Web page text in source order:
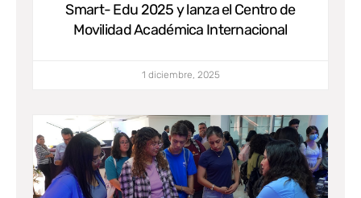
Smart- Edu 2025 y lanza el Centro de
Movilidad Académica Internacional
1 diciembre, 2025